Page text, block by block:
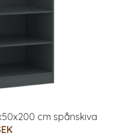
cm spånskiva